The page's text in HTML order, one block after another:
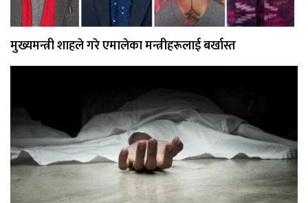
मुख्यमन्त्री शाहले गरे एमालेका मन्त्रीहरूलाई बर्खास्त